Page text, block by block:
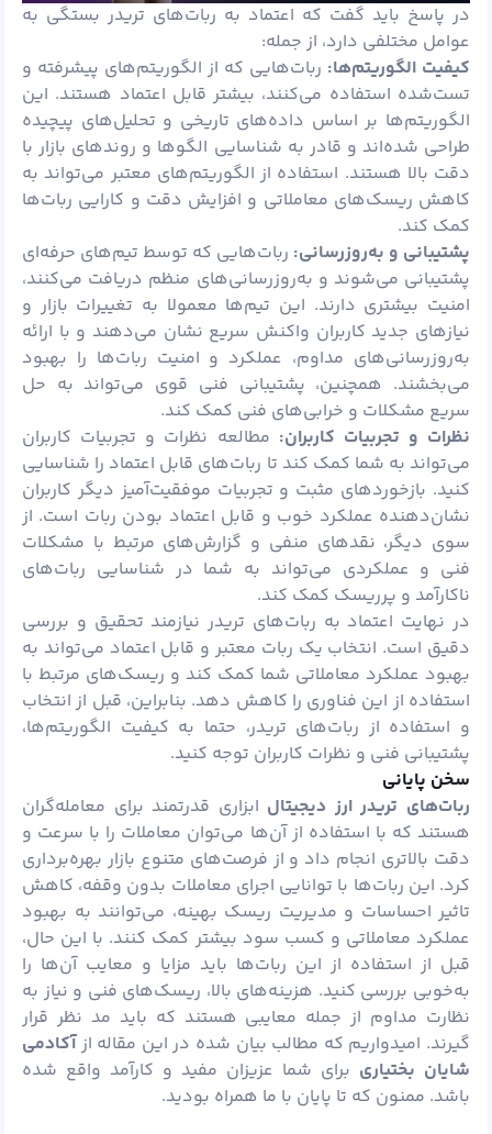
در پاسخ باید گفت که اعتماد به ربات‌های تریدر بستگی به
عوامل مختلفی دارد، از جمله:
کیفیت الگوریتم‌ها: ربات‌هایی که از الگوریتم‌های پیشرفته و
تست‌شده استفاده می‌کنند، بیشتر قابل اعتماد هستند. این
الگوریتم‌ها بر اساس داده‌های تاریخی و تحلیل‌های پیچیده
طراحی شده‌اند و قادر به شناسایی الگوها و روندهای بازار با
دقت بالا هستند. استفاده از الگوریتم‌های معتبر می‌تواند به
کاهش ریسک‌های معاملاتی و افزایش دقت و کارایی ربات‌ها
کمک کند.
پشتیبانی و به‌روزرسانی: ربات‌هایی که توسط تیم‌های حرفه‌ای
پشتیبانی می‌شوند و به‌روزرسانی‌های منظم دریافت می‌کنند،
امنیت بیشتری دارند. این تیم‌ها معمولا به تغییرات بازار و
نیازهای جدید کاربران واکنش سریع نشان می‌دهند و با ارائه
به‌روزرسانی‌های مداوم، عملکرد و امنیت ربات‌ها را بهبود
می‌بخشند. همچنین، پشتیبانی فنی قوی می‌تواند به حل
سریع مشکلات و خرابی‌های فنی کمک کند.
نظرات و تجربیات کاربران: مطالعه نظرات و تجربیات کاربران
می‌تواند به شما کمک کند تا ربات‌های قابل اعتماد را شناسایی
کنید. بازخوردهای مثبت و تجربیات موفقیت‌آمیز دیگر کاربران
نشان‌دهنده عملکرد خوب و قابل اعتماد بودن ربات است. از
سوی دیگر، نقدهای منفی و گزارش‌های مرتبط با مشکلات
فنی و عملکردی می‌تواند به شما در شناسایی ربات‌های
ناکارآمد و پرریسک کمک کند.
در نهایت اعتماد به ربات‌های تریدر نیازمند تحقیق و بررسی
دقیق است. انتخاب یک ربات معتبر و قابل اعتماد می‌تواند به
بهبود عملکرد معاملاتی شما کمک کند و ریسک‌های مرتبط با
استفاده از این فناوری را کاهش دهد. بنابراین، قبل از انتخاب
و استفاده از ربات‌های تریدر، حتما به کیفیت الگوریتم‌ها،
پشتیبانی فنی و نظرات کاربران توجه کنید.
سخن پایانی
ربات‌های تریدر ارز دیجیتال ابزاری قدرتمند برای معامله‌گران
هستند که با استفاده از آن‌ها می‌توان معاملات را با سرعت و
دقت بالاتری انجام داد و از فرصت‌های متنوع بازار بهره‌برداری
کرد. این ربات‌ها با توانایی اجرای معاملات بدون وقفه، کاهش
تاثیر احساسات و مدیریت ریسک بهینه، می‌توانند به بهبود
عملکرد معاملاتی و کسب سود بیشتر کمک کنند. با این حال،
قبل از استفاده از این ربات‌ها باید مزایا و معایب آن‌ها را
به‌خوبی بررسی کنید. هزینه‌های بالا، ریسک‌های فنی و نیاز به
نظارت مداوم از جمله معایبی هستند که باید مد نظر قرار
گیرند. امیدواریم که مطالب بیان شده در این مقاله ازآکادمی
شایان بختیاری برای شما عزیزان مفید و کارآمد واقع شده
باشد. ممنون که تا پایان با ما همراه بودید.